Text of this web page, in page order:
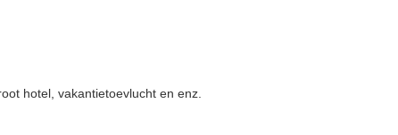
hotel, vakantietoevlucht en enz.